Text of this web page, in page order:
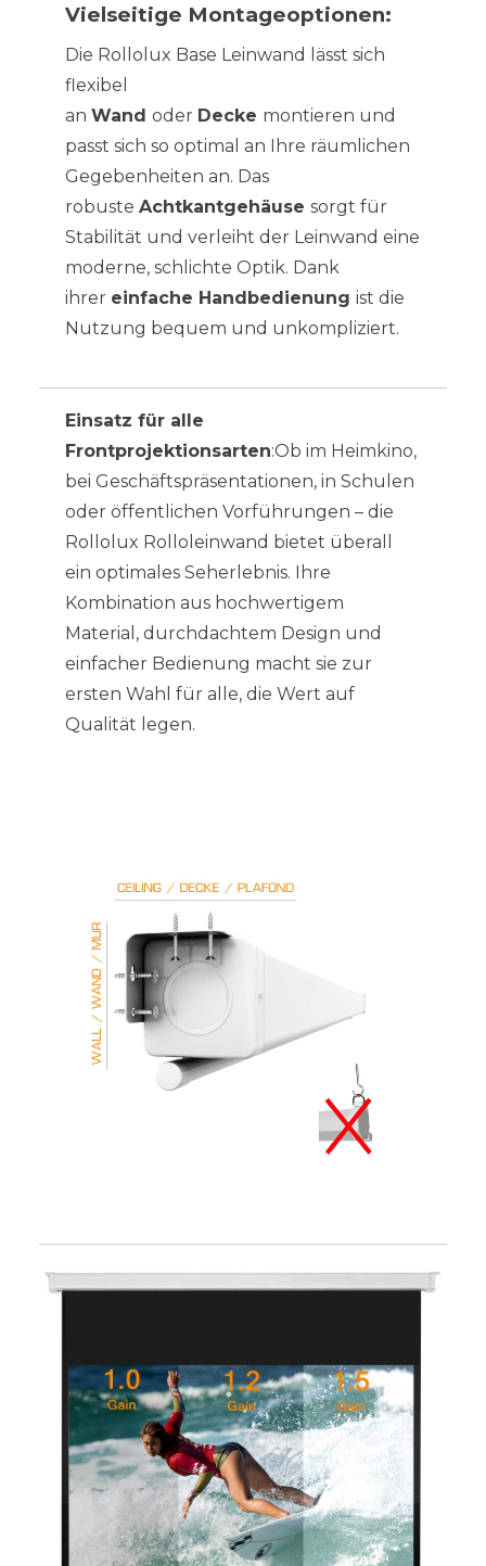
Vielseitige Montageoptionen:
Die Rollolux Base Leinwand lässt sich
flexibel
an Wand oder Decke montieren und
passt sich so optimal an Ihre räumlichen
Gegebenheiten an. Das
robuste Achtkantgehäuse sorgt für
Stabilität und verleiht der Leinwand eine
moderne, schlichte Optik. Dank
ihrer einfache Handbedienung ist die
Nutzung bequem und unkompliziert.
Einsatz für alle
Frontprojektionsarten:Ob im Heimkino,
bei Geschäftspräsentationen, in Schulen
oder öffentlichen Vorführungen – die
Rollolux Rolloleinwand bietet überall
ein optimales Seherlebnis. Ihre
Kombination aus hochwertigem
Material, durchdachtem Design und
einfacher Bedienung macht sie zur
ersten Wahl für alle, die Wert auf
Qualität legen.